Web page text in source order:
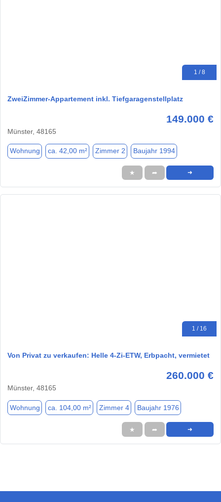
1 / 8
ZweiZimmer-Appartement inkl. Tiefgaragenstellplatz
149.000 €
Münster, 48165
Wohnung ca. 42,00 m² Zimmer 2 Baujahr 1994
★ ➦ ➜
1 / 16
Von Privat zu verkaufen: Helle 4-Zi-ETW, Erbpacht, vermietet
260.000 €
Münster, 48165
Wohnung ca. 104,00 m² Zimmer 4 Baujahr 1976
★ ➦ ➜